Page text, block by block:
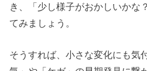
き、「少し様子がおかしいかな
てみましょう。
そうすれば、小さな変化にも気